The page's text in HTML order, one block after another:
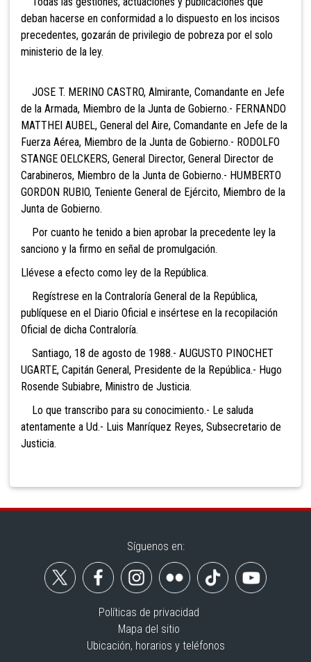
deban hacerse en conformidad a lo dispuesto en los incisos
precedentes, gozarán de privilegio de pobreza por el solo
ministerio de la ley.
JOSE T. MERINO CASTRO, Almirante, Comandante en Jefe
de la Armada, Miembro de la Junta de Gobierno.- FERNANDO
MATTHEI AUBEL, General del Aire, Comandante en Jefe de la
Fuerza Aérea, Miembro de la Junta de Gobierno.- RODOLFO
STANGE OELCKERS, General Director, General Director de
Carabineros, Miembro de la Junta de Gobierno.- HUMBERTO
GORDON RUBIO, Teniente General de Ejército, Miembro de la
Junta de Gobierno.
Por cuanto he tenido a bien aprobar la precedente ley la
sanciono y la firmo en señal de promulgación.
Llévese a efecto como ley de la República.
Regístrese en la Contraloría General de la República,
publíquese en el Diario Oficial e insértese en la recopilación
Oficial de dicha Contraloría.
Santiago, 18 de agosto de 1988.- AUGUSTO PINOCHET
UGARTE, Capitán General, Presidente de la República.- Hugo
Rosende Subiabre, Ministro de Justicia.
Lo que transcribo para su conocimiento.- Le saluda
atentamente a Ud.- Luis Manríquez Reyes, Subsecretario de
Justicia.
Síguenos en:
Políticas de privacidad
Mapa del sitio
Ubicación, horarios y teléfonos